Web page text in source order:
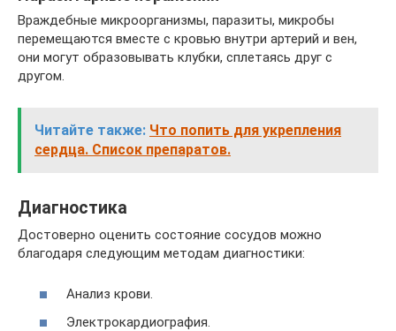
Враждебные микроорганизмы, паразиты, микробы
перемещаются вместе с кровью внутри артерий и вен,
они могут образовывать клубки, сплетаясь друг с
другом.
Читайте также: Что попить для укрепления
сердца. Список препаратов.
Диагностика
Достоверно оценить состояние сосудов можно
благодаря следующим методам диагностики:
Анализ крови.
Электрокардиография.